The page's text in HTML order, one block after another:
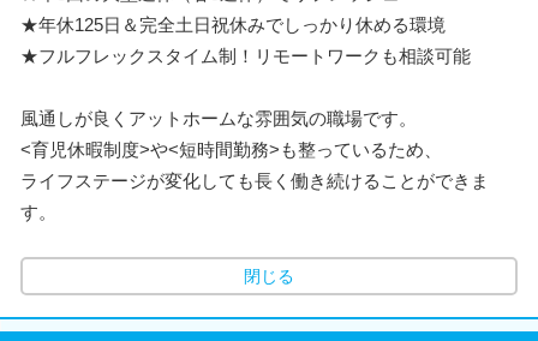
★年休125日＆完全土日祝休みでしっかり休める環境
★フルフレックスタイム制！リモートワークも相談可能
風通しが良くアットホームな雰囲気の職場です。
<育児休暇制度>や<短時間勤務>も整っているため、
ライフステージが変化しても長く働き続けることができま
す。
閉じる